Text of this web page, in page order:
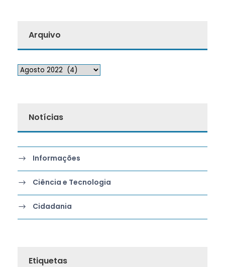
Arquivo
Notícias
Informações
Ciência e Tecnologia
Cidadania
Etiquetas